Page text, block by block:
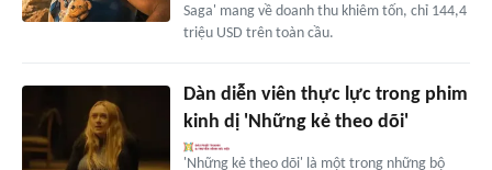
Saga' mang về doanh thu khiêm tốn, chỉ 144,4
triệu USD trên toàn cầu.
Dàn diễn viên thực lực trong phim
kinh dị 'Những kẻ theo dõi'
'Những kẻ theo dõi' là một trong những bộ